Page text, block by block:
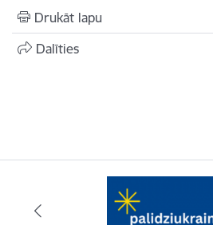
Drukāt lapu
Dalīties